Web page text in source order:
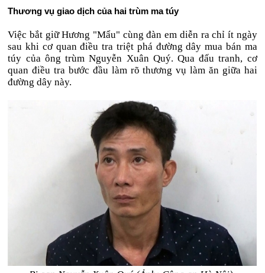
Thương vụ giao dịch của hai trùm ma túy
Việc bắt giữ Hương "Mẩu" cùng đàn em diễn ra chỉ ít ngày
sau khi cơ quan điều tra triệt phá đường dây mua bán ma
túy của ông trùm Nguyễn Xuân Quý. Qua đấu tranh, cơ
quan điều tra bước đầu làm rõ thương vụ làm ăn giữa hai
đường dây này.